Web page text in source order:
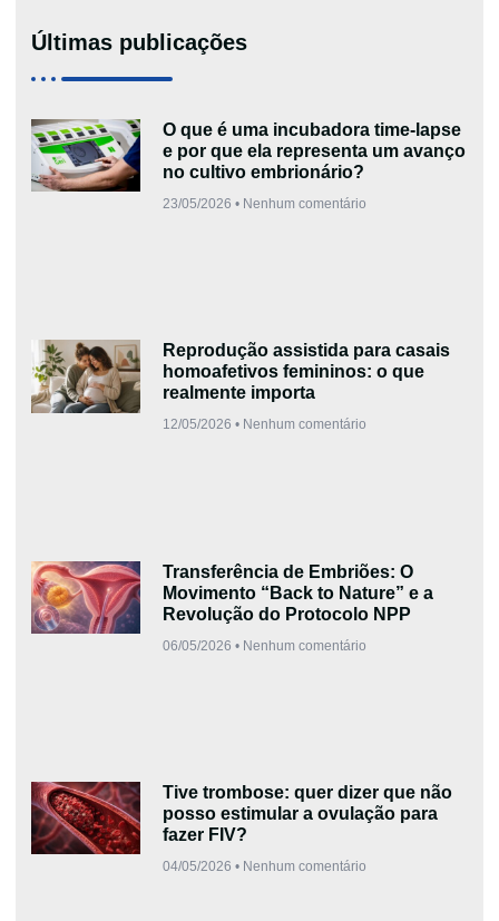
Últimas publicações
O que é uma incubadora time-lapse
e por que ela representa um avanço
no cultivo embrionário?
23/05/2026 Nenhum comentário
Reprodução assistida para casais
homoafetivos femininos: o que
realmente importa
12/05/2026 Nenhum comentário
Transferência de Embriões: O
Movimento “Back to Nature” e a
Revolução do Protocolo NPP
06/05/2026 Nenhum comentário
Tive trombose: quer dizer que não
posso estimular a ovulação para
fazer FIV?
04/05/2026 Nenhum comentário